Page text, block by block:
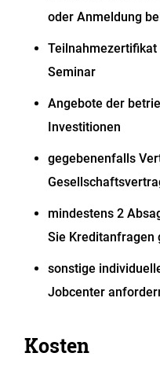
oder Anmeldung
Seminar
Angebote der
Investitionen
gegebenenfalls
mindestens 2
Sie Kreditanfragen
sonstige
Jobcenter
Kosten